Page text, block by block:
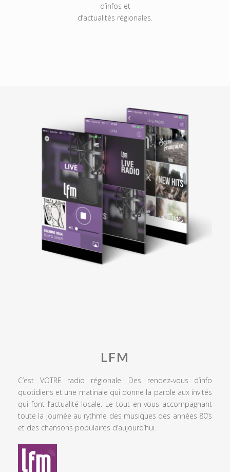
d’infos et
d’actualités régionales.
LFM
C’est VOTRE radio régionale. Des rendez-vous d’info
quotidiens et une matinale qui donne la parole aux invités
qui font l’actualité locale. Le tout en vous accompagnant
toute la journée au rythme des musiques des années 80’s
et des chansons populaires d’aujourd’hui.